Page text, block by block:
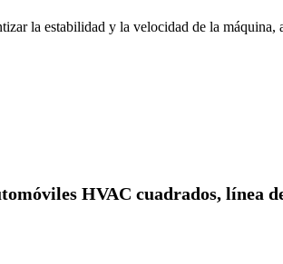
la estabilidad y la velocidad de la máquina,
HVAC cuadrados, línea